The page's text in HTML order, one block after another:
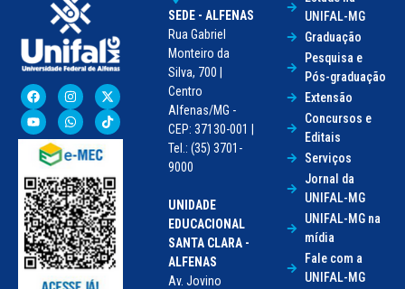
SEDE - ALFENAS
Rua Gabriel
Monteiro da
Silva, 700 |
Centro
Alfenas/MG -
CEP: 37130-001 |
Tel.: (35) 3701-
9000
UNIDADE
EDUCACIONAL
SANTA CLARA -
ALFENAS
Av. Jovino
UNIFAL-MG
Graduação
Pesquisa e
Pós-graduação
Extensão
Concursos e
Editais
Serviços
Jornal da
UNIFAL-MG
UNIFAL-MG na
mídia
Fale com a
UNIFAL-MG